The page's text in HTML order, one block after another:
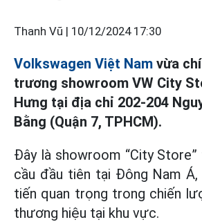
Thanh Vũ | 10/12/2024 17:30
Volkswagen Việt Nam vừa
trương showroom VW City
Hưng tại địa chỉ 202-204
Bằng (Quận 7, TPHCM).
Đây là showroom “City
cầu đầu tiên tại Đông Nam
tiến quan trọng trong chiến
thương hiệu tại khu vực.